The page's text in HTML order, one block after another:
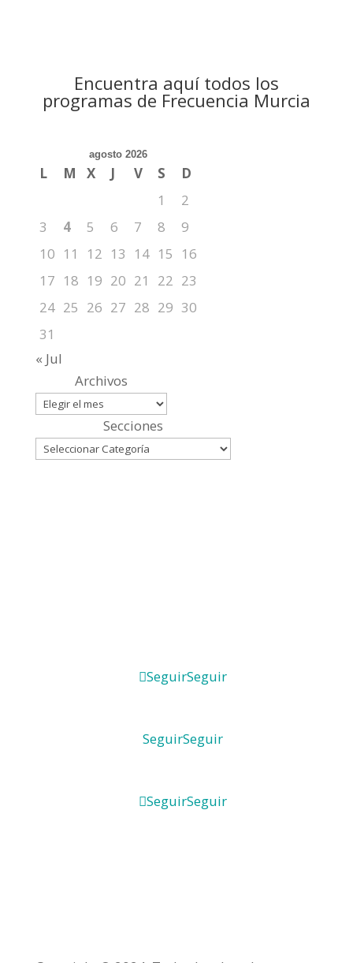
Encuentra aquí todos los
programas de Frecuencia Murcia
agosto 2026
L M X J V S
D
1
2
3
4 5 6 7 8
9
10 11 12 13 14 15
16
17 18 19 20 21 22 23
24 25 26 27 28 29 30
31
« Jul
Archivos
Secciones
SeguirSeguir
SeguirSeguir
SeguirSeguir